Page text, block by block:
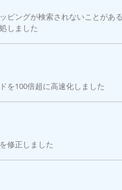
ピングが検索されないことが
しました
を100倍超に高速化しました
修正しました